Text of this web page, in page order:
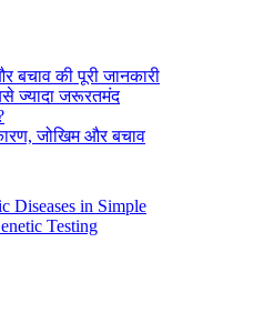
बचाव की पूरी जानकारी
ज्यादा जरूरतमंद
जोखिम और बचाव
Diseases in Simple
Testing